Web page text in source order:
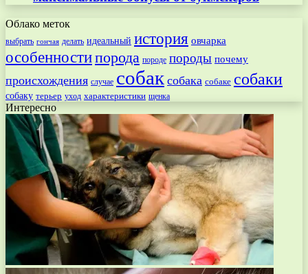
Облако меток
выбрать гончая делать идеальный история овчарка
особенностипорода породе породы почему
происхождения случае собак собака собаке собаки
собаку терьер уход характеристики щенка
Интересно